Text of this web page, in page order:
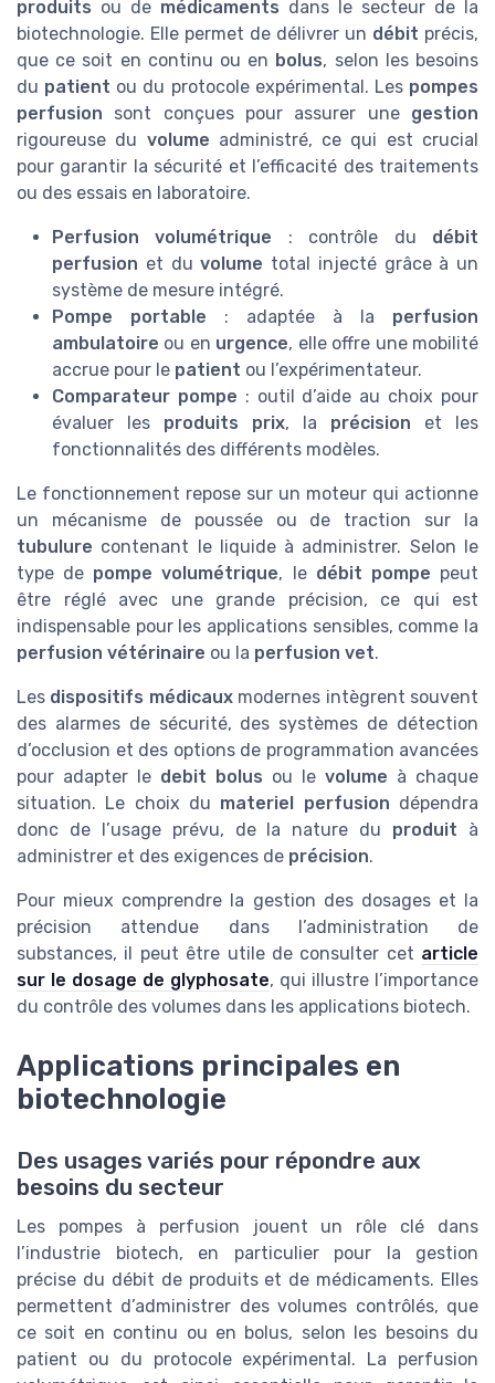
produits ou de médicaments dans le secteur de la
biotechnologie. Elle permet de délivrer un débit précis,
que ce soit en continu ou en bolus, selon les besoins
du patient ou du protocole expérimental. Les pompes
perfusion sont conçues pour assurer une gestion
rigoureuse du volume administré, ce qui est crucial
pour garantir la sécurité et l’efficacité des traitements
ou des essais en laboratoire.
Perfusion volumétrique : contrôle du débit
perfusion et duvolume total injecté grâce à un
système de mesure intégré.
Pompe portable : adaptée à la perfusion
ambulatoire ou en urgence, elle offre une mobilité
accrue pour le patient ou l’expérimentateur.
Comparateur pompe : outil d’aide au choix pour
évaluer les produits prix, la précision et les
fonctionnalités des différents modèles.
Le fonctionnement repose sur un moteur qui actionne
un mécanisme de poussée ou de traction sur la
tubulure contenant le liquide à administrer. Selon le
type de pompe volumétrique, le débit pompe peut
être réglé avec une grande précision, ce qui est
indispensable pour les applications sensibles, comme la
perfusion vétérinaire ou la perfusion vet.
Les dispositifs médicauxmodernes intègrent souvent
des alarmes de sécurité, des systèmes de détection
d’occlusion et des options de programmation avancées
pour adapter le debit bolus ou le volume à chaque
situation. Le choix du materiel perfusion dépendra
donc de l’usage prévu, de la nature du produit à
administrer et des exigences de précision.
Pour mieux comprendre la gestion des dosages et la
précision attendue dans l’administration de
substances, il peut être utile de consulter cet article
sur le dosage de glyphosate, qui illustre l’importance
du contrôle des volumes dans les applications biotech.
Applications principales en
biotechnologie
Des usages variés pour répondre aux
besoins du secteur
Les pompes à perfusion jouent un rôle clé dans
l’industrie biotech, en particulier pour la gestion
précise du débit de produits et de médicaments. Elles
permettent d’administrer des volumes contrôlés, que
ce soit en continu ou en bolus, selon les besoins du
patient ou du protocole expérimental. La perfusion